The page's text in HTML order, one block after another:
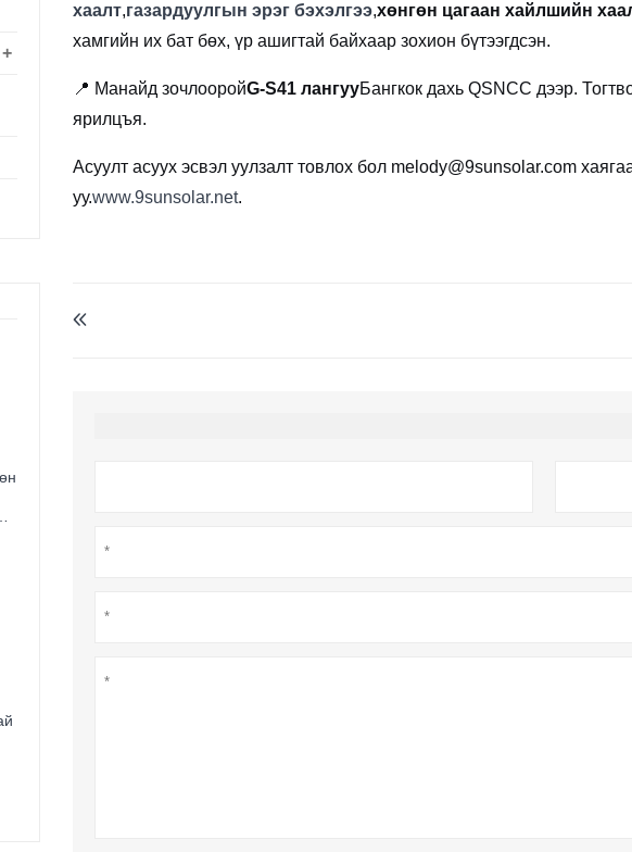
хаалт,газардуулгын эрэг бэхэлгээ,хөнгөн цагаан хайлшийн
хамгийн их бат бөх, үр ашигтай байхаар зохион бүтээгдсэн.
📍 Манайд зочлооройG-S41 лангууБангкок дахь QSNCC дээр.
ярилцъя.
Асуулт асуух эсвэл уулзалт товлох бол melody@9sunsolar.com
уу.www.9sunsolar.net.

+